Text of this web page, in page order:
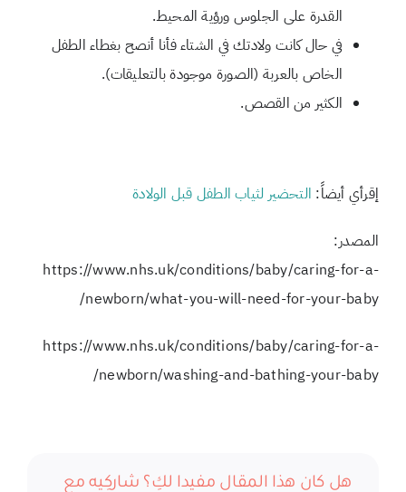
القدرة على الجلوس ورؤية المحيط.
في حال كانت ولادتك في الشتاء فأنا أنصح بغطاء الطفل
الخاص بالعربة (الصورة موجودة بالتعليقات).
الكثير من القصص.
إقرأي أيضاً: التحضير لثياب الطفل قبل الولادة
المصدر:
https://www.nhs.uk/conditions/baby/caring-for-a-
newborn/what-you-will-need-for-your-baby/
https://www.nhs.uk/conditions/baby/caring-for-a-
newborn/washing-and-bathing-your-baby/
هل كان هذا المقال مفيدا لكِ؟ شاركِيه مع